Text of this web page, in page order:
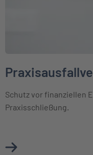
Schutz vor finanziellen
Praxisschließung.
Mehr über